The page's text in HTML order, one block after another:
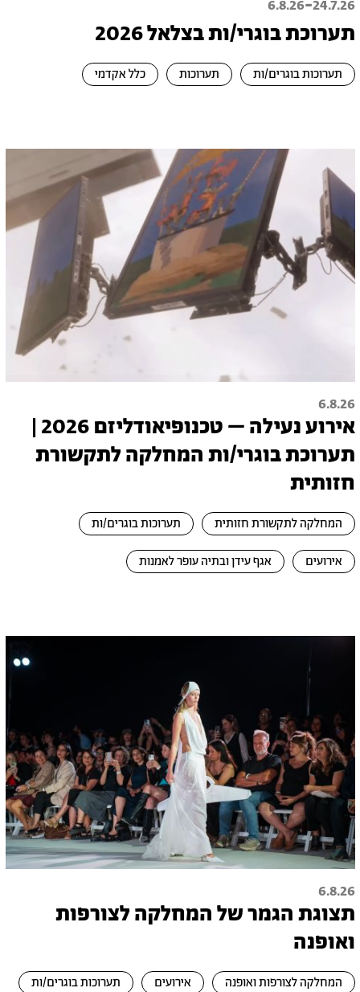
24.7.26
-
6.8.26
תערוכת בוגרי/ות בצלאל 2026
תערוכות בוגרים/ות תערוכות כלל אקדמי
6.8.26
אירוע נעילה – טכנופיאודליזם 2026 |
תערוכת בוגרי/ות המחלקה לתקשורת
חזותית
המחלקה לתקשורת חזותית תערוכות בוגרים/ות
אירועים אגף עידן ובתיה עופר לאמנות
6.8.26
תצוגת הגמר של המחלקה לצורפות
ואופנה
המחלקה לצורפות ואופנה אירועים תערוכות בוגרים/ות